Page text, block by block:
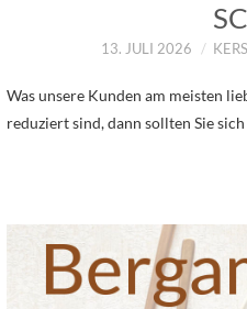
13. JULI 2026
Was unsere Kunden am meisten
reduziert sind, dann sollten Sie